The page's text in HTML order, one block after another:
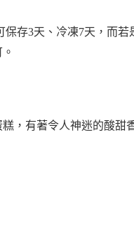
保存3天、冷凍7天，而
，有著令人神迷的酸甜